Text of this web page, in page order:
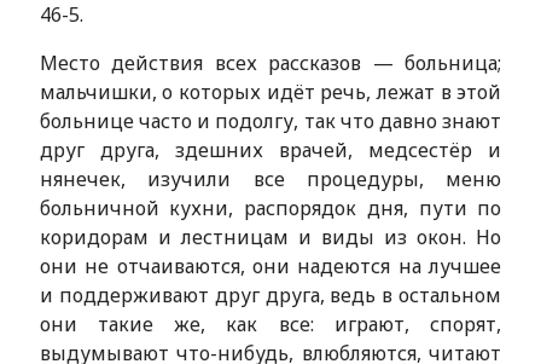
46-5.
Место действия всех рассказов — больница;
мальчишки, о которых идёт речь, лежат в этой
больнице часто и подолгу, так что давно знают
друг друга, здешних врачей, медсестёр и
нянечек, изучили все процедуры, меню
больничной кухни, распорядок дня, пути по
коридорам и лестницам и виды из окон. Но
они не отчаиваются, они надеются на лучшее
и поддерживают друг друга, ведь в остальном
они такие же, как все: играют, спорят,
выдумывают что-нибудь, влюбляются, читают